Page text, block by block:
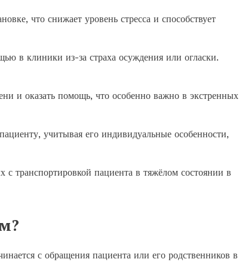
что снижает уровень стресса и способствует
в клиники из-за страха осуждения или огласки.
и оказать помощь, что особенно важно в экстренных
учитывая его индивидуальные особенности,
транспортировкой пациента в тяжёлом состоянии в
с обращения пациента или его родственников в